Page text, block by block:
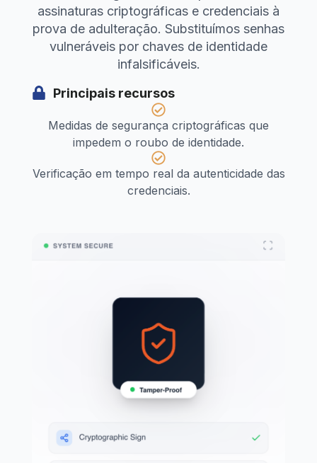
assinaturas criptográficas e credenciais à
prova de adulteração. Substituímos senhas
vulneráveis por chaves de identidade
infalsificáveis.
Principais recursos
Medidas de segurança criptográficas que
impedem o roubo de identidade.
Verificação em tempo real da autenticidade das
credenciais.